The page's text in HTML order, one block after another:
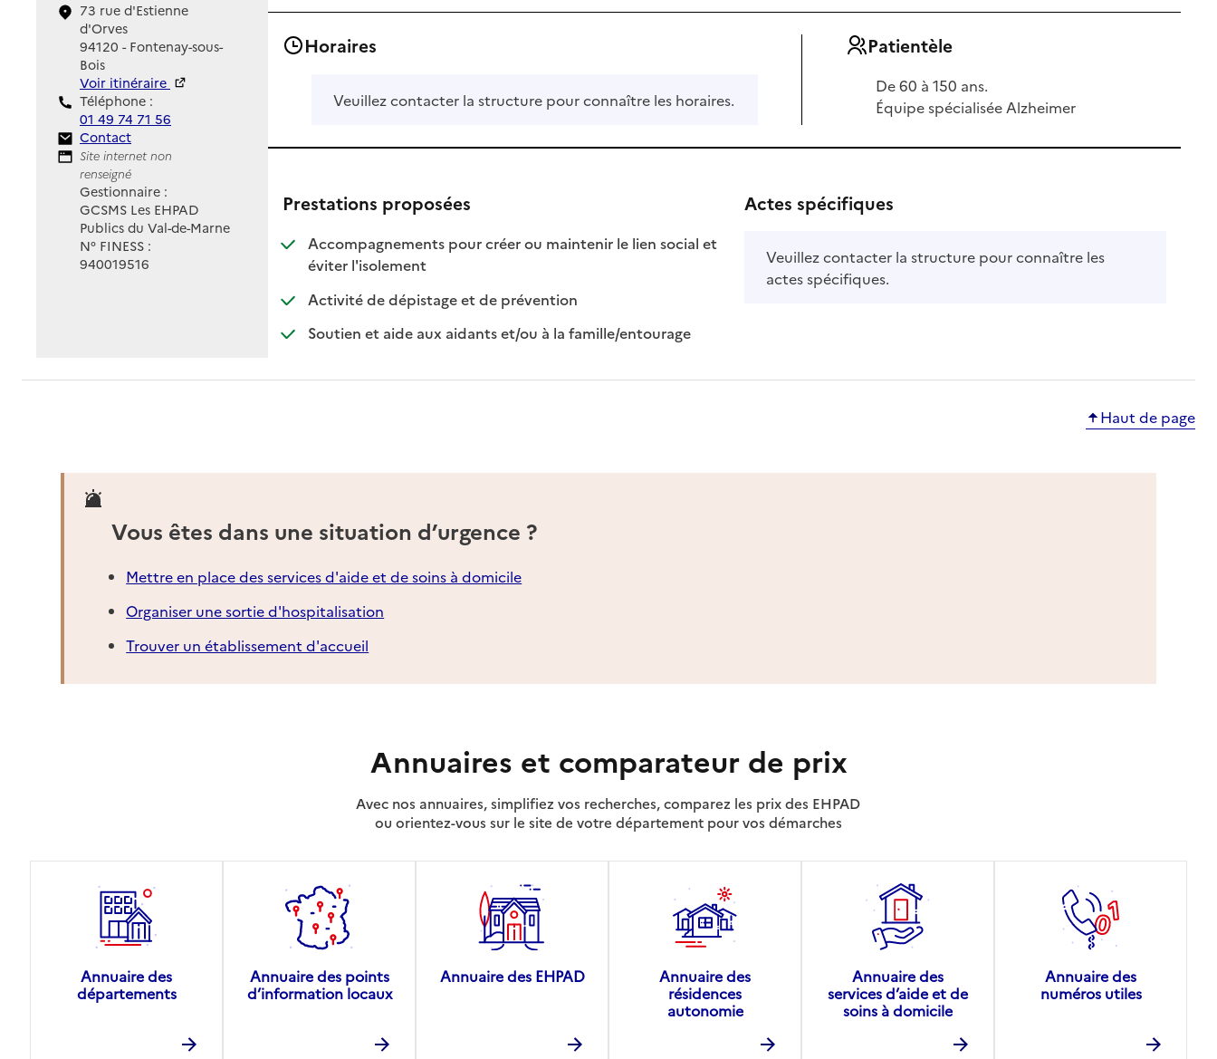
73 rue d'Estienne
d'Orves
94120 - Fontenay-sous-
Bois
Voir itinéraire
Téléphone :
01 49 74 71 56
Contact
Contact
Site Internet
Site internet non
renseigné
Gestionnaire :
GCSMS Les EHPAD
Publics du Val-de-Marne
N° FINESS :
940019516
Horaires
Veuillez contacter la structure pour connaître les horaires.
Patientèle
De 60 à 150 ans.
Équipe spécialisée Alzheimer
Prestations proposées
Accompagnements pour créer ou maintenir le lien social et
éviter l'isolement: disponible
: non disponible
Activité de dépistage et de prévention: disponible
: non disponible
Soutien et aide aux aidants et/ou à la famille/entourage: disponible
: non disponible
Actes spécifiques
Veuillez contacter la structure pour connaître les
actes spécifiques.
Haut de page
Vous êtes dans une situation d’urgence ?
Mettre en place des services d'aide et de soins à domicile
Organiser une sortie d'hospitalisation
Trouver un établissement d'accueil
Annuaires et comparateur de prix
Avec nos annuaires, simplifiez vos recherches, comparez les prix des EHPAD
ou orientez-vous sur le site de votre département pour vos démarches
Annuaire des
départements
Annuaire des points
d’information locaux
Annuaire des EHPAD
Annuaire des
résidences
autonomie
Annuaire des
services d’aide et de
soins à domicile
Annuaire des
numéros utiles